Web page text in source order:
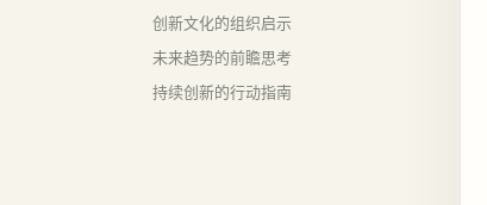
创新文化的组织启示
未来趋势的前瞻思考
持续创新的行动指南